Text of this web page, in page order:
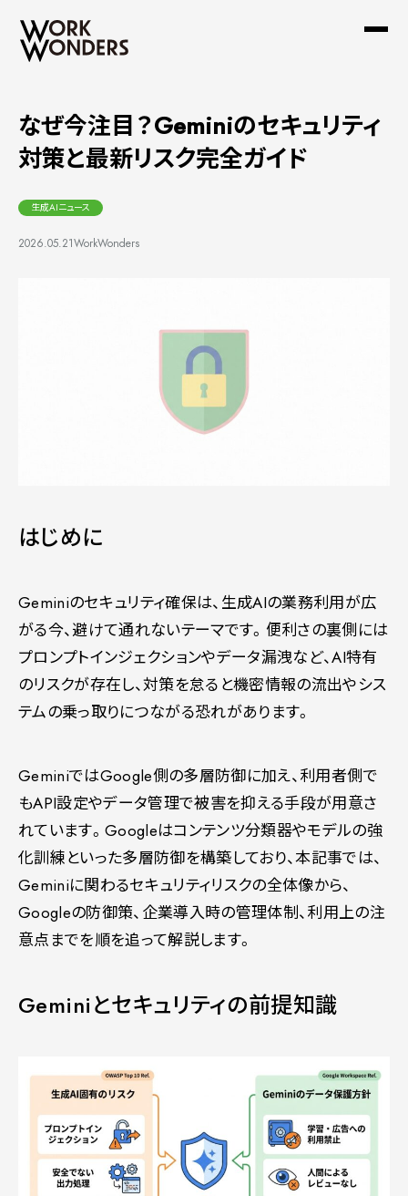
なぜ今注目？Geminiのセキュリティ
対策と最新リスク完全ガイド
生成AIニュース
2026.05.21WorkWonders
はじめに
Geminiのセキュリティ確保は、生成AIの業務利用が広
がる今、避けて通れないテーマです。便利さの裏側には
プロンプトインジェクションやデータ漏洩など、AI特有
のリスクが存在し、対策を怠ると機密情報の流出やシス
テムの乗っ取りにつながる恐れがあります。
GeminiではGoogle側の多層防御に加え、利用者側で
もAPI設定やデータ管理で被害を抑える手段が用意さ
れています。Googleはコンテンツ分類器やモデルの強
化訓練といった多層防御を構築しており、本記事では、
Geminiに関わるセキュリティリスクの全体像から、
Googleの防御策、企業導入時の管理体制、利用上の注
意点までを順を追って解説します。
Geminiとセキュリティの前提知識